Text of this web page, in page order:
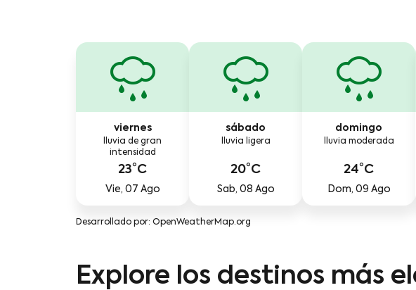
viernes
lluvia de gran
intensidad
23°C
Vie, 07 Ago
sábado
lluvia ligera
20°C
Sab, 08 Ago
domingo
lluvia moderada
24°C
Dom, 09 Ago
Desarrollado por: OpenWeatherMap.org
Explore los destinos más